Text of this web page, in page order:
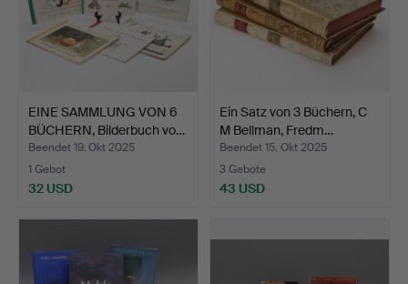
EINE SAMMLUNG VON 6
BÜCHERN, Bilderbuch vo…
Beendet 19. Okt 2025
1 Gebot
32 USD
Ein Satz von 3 Büchern, C
M Bellman, Fredm…
Beendet 15. Okt 2025
3 Gebote
43 USD